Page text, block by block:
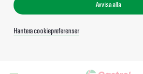
Avvisa alla
Hantera cookiepreferenser